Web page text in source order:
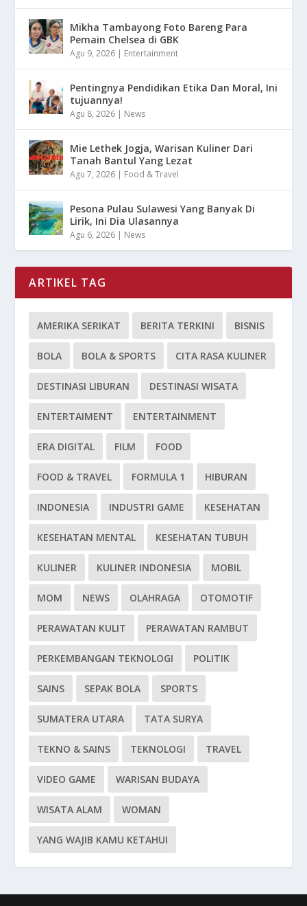
Mikha Tambayong Foto Bareng Para
Pemain Chelsea di GBK
Agu 9, 2026 Entertainment
Pentingnya Pendidikan Etika Dan Moral, Ini
tujuannya!
Agu 8, 2026 News
Mie Lethek Jogja, Warisan Kuliner Dari
Tanah Bantul Yang Lezat
Agu 7, 2026 Food & Travel
Pesona Pulau Sulawesi Yang Banyak Di
Lirik, Ini Dia Ulasannya
Agu 6, 2026 News
ARTIKEL TAG
AMERIKA SERIKAT BERITA TERKINI BISNIS
BOLA BOLA & SPORTS CITA RASA KULINER
DESTINASI LIBURAN DESTINASI WISATA
ENTERTAIMENT ENTERTAINMENT
ERA DIGITAL FILM FOOD
FOOD & TRAVEL FORMULA 1 HIBURAN
INDONESIA INDUSTRI GAME KESEHATAN
KESEHATAN MENTAL KESEHATAN TUBUH
KULINER KULINER INDONESIA MOBIL
MOM NEWS OLAHRAGA OTOMOTIF
PERAWATAN KULIT PERAWATAN RAMBUT
PERKEMBANGAN TEKNOLOGI POLITIK
SAINS SEPAK BOLA SPORTS
SUMATERA UTARA TATA SURYA
TEKNO & SAINS TEKNOLOGI TRAVEL
VIDEO GAME WARISAN BUDAYA
WISATA ALAM WOMAN
YANG WAJIB KAMU KETAHUI